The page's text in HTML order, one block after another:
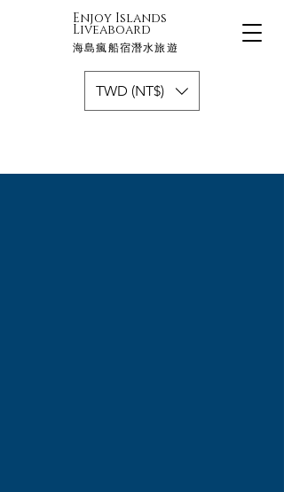
Enjoy Islands
Liveaboard
海島瘋船宿潛水旅遊
TWD (NT$)